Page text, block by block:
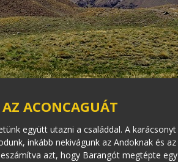
ACONCAGUÁT
együtt utazni a családdal. A karácsonyt
inkább nekivágunk az Andoknak és az
azt, hogy Barangót megtépte egy